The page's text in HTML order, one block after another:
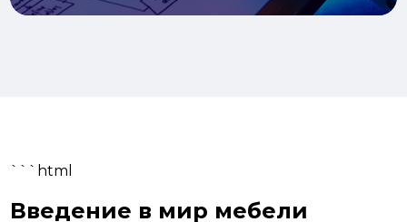
```html
Введение в мир мебели